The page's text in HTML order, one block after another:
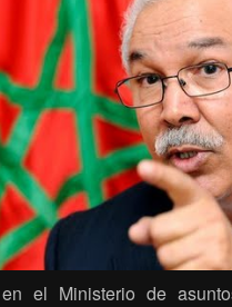
el Ministerio de